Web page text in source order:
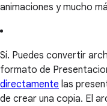
animaciones y mucho
Sí. Puedes convertir
formato de
directamente las
de crear una copia. El